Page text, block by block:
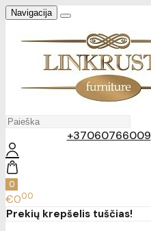
Navigacija
+37060766009
0
€000
Prekių krepšelis tuščias!